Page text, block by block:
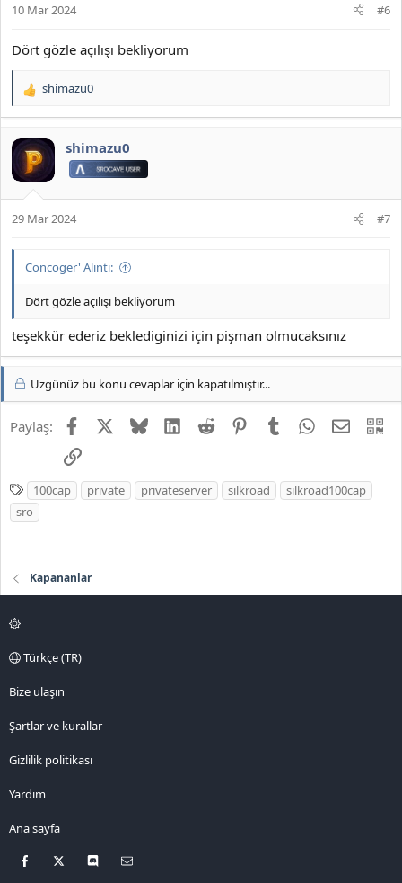
:
10 Mar 2024 #6
Dört gözle açılışı bekliyorum
T
k
l
:
shimazu0
shimazu0
29 Mar 2024 #7
Concoger' Alıntı:
Dört gözle açılışı bekliyorum
teşekkür ederiz beklediginizi için pişman olmucaksınız
Üzgünüz bu konu cevaplar için kapatılmıştır...
Paylaş: Facebook BlueskyLinkedIn
Reddit PinterestTumblr WhatsApp
E-posta
Link
E
t
i
100cap private privateserver silkroad
silkroad100cap
sro
Kapananlar
Türkçe (TR)
Bize ulaşın
Şartlar ve kurallar
Gizlilik politikası
Yardım
Ana sayfa
Facebook Discord